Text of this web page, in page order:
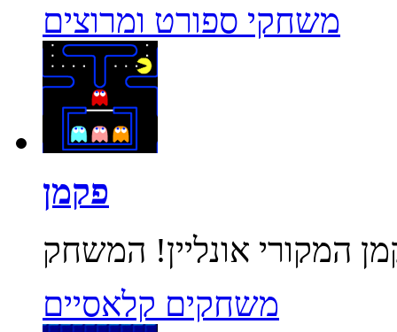
משחקי ספורט ומרוצים
פקמן
משחקים קלאסיים